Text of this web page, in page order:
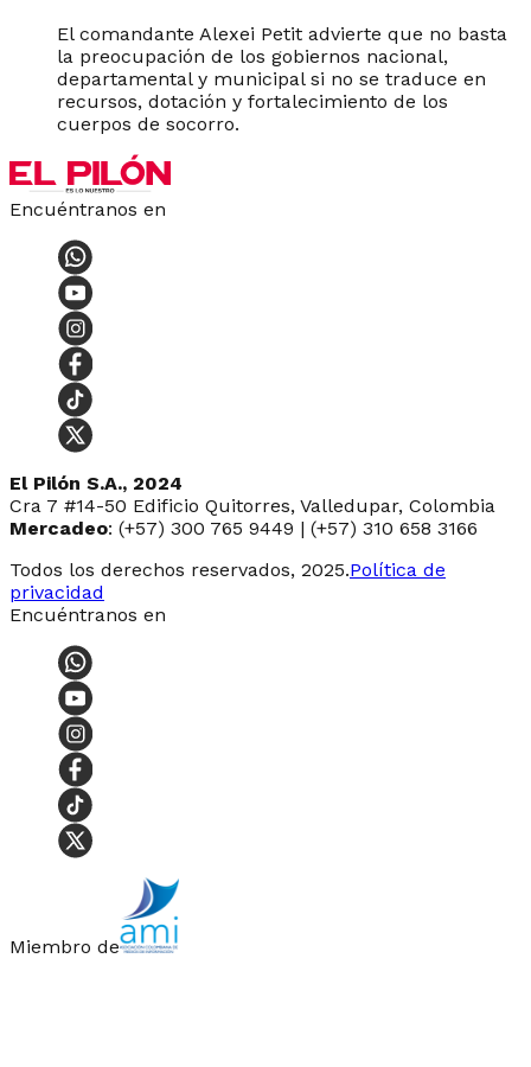
El comandante Alexei Petit advierte que no basta
la preocupación de los gobiernos nacional,
departamental y municipal si no se traduce en
recursos, dotación y fortalecimiento de los
cuerpos de socorro.
Encuéntranos en
El Pilón S.A., 2024
Cra 7 #14-50 Edificio Quitorres, Valledupar, Colombia
Mercadeo: (+57) 300 765 9449 | (+57) 310 658 3166
Todos los derechos reservados, 2025.Política de
privacidad
Encuéntranos en
Miembro de